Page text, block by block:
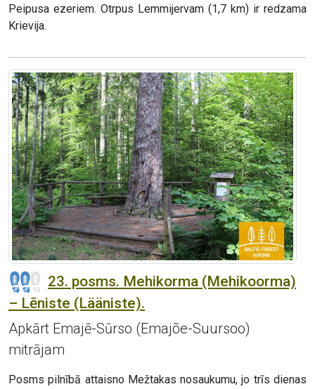
Peipusa ezeriem. Otrpus Lemmijervam (1,7 km) ir redzama
Krievija.
23. posms. Mehikorma (Mehikoorma)
– Lēniste (Lääniste).
Apkārt Emajē-Sūrso (Emajõe-Suursoo)
mitrājam
Posms pilnībā attaisno Mežtakas nosaukumu, jo trīs dienas